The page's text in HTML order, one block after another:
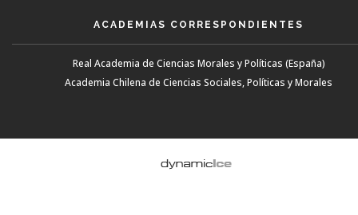
ACADEMIAS CORRESPONDIENTES
Real Academia de Ciencias Morales y Políticas (España)
Academia Chilena de Ciencias Sociales, Políticas y Morales